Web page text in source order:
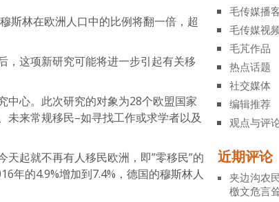
斯林在欧洲人口中的比例将翻一倍，超
，这项新研究可能将进一步引起有关移
中心。此次研究的对象为28个欧盟国家
未来常规移民–如寻找工作或求学者以及
起就不再有人移民欧洲，即”零移民”的
年的4.9%增加到7.4%，德国的穆斯林人
毛传媒播
毛传媒视
毛芃作品
热点话题
社交媒体
编辑推荐
观点与评
近期评论
夹边沟农
檄文危言